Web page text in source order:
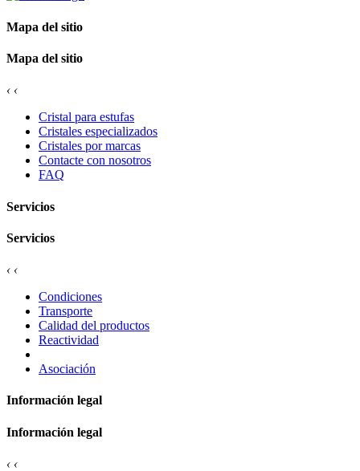
Mapa del sitio
Mapa del sitio
‹ ‹
Cristal para estufas
Cristales especializados
Cristales por marcas
Contacte con nosotros
FAQ
Servicios
Servicios
‹ ‹
Condiciones
Transporte
Calidad del productos
Reactividad
Asociación
Información legal
Información legal
‹ ‹